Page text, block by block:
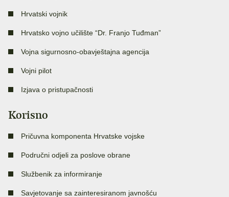
Hrvatski vojnik
Hrvatsko vojno učilište “Dr. Franjo Tuđman”
Vojna sigurnosno-obavještajna agencija
Vojni pilot
Izjava o pristupačnosti
Korisno
Pričuvna komponenta Hrvatske vojske
Područni odjeli za poslove obrane
Službenik za informiranje
Savjetovanje sa zainteresiranom javnošću